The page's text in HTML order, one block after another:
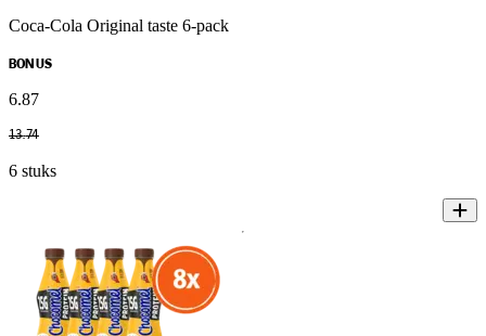
Coca-Cola Original taste 6-pack
BONUS
6.87
13.74
6 stuks